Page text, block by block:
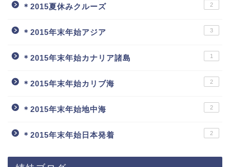
＊2015夏休みクルーズ 2
＊2015年末年始アジア 3
＊2015年末年始カナリア諸島 1
＊2015年末年始カリブ海 2
＊2015年末年始地中海 2
＊2015年末年始日本発着 2